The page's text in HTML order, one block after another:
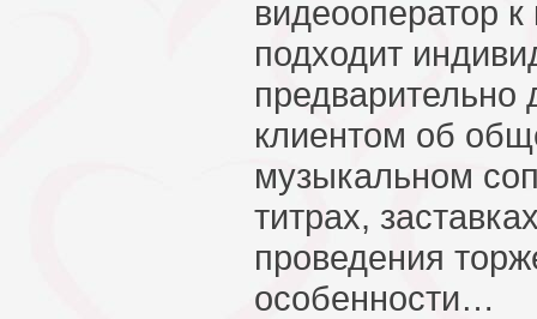
видеооператор
подходит
предварительно
клиентом об
музыкальном
титрах,
проведения
особенности…